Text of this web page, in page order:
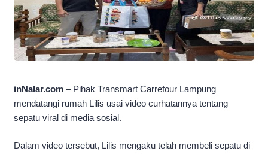
inNalar.com – Pihak Transmart Carrefour Lampung
mendatangi rumah Lilis usai video curhatannya tentang
sepatu viral di media sosial.
Dalam video tersebut, Lilis mengaku telah membeli sepatu di